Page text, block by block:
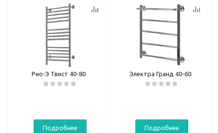
Рио-Э Твист 40-80
Подробнее
Электра Гранд 40-60
Подробнее